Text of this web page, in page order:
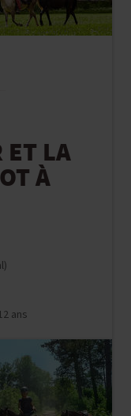
ET LA
À
ans